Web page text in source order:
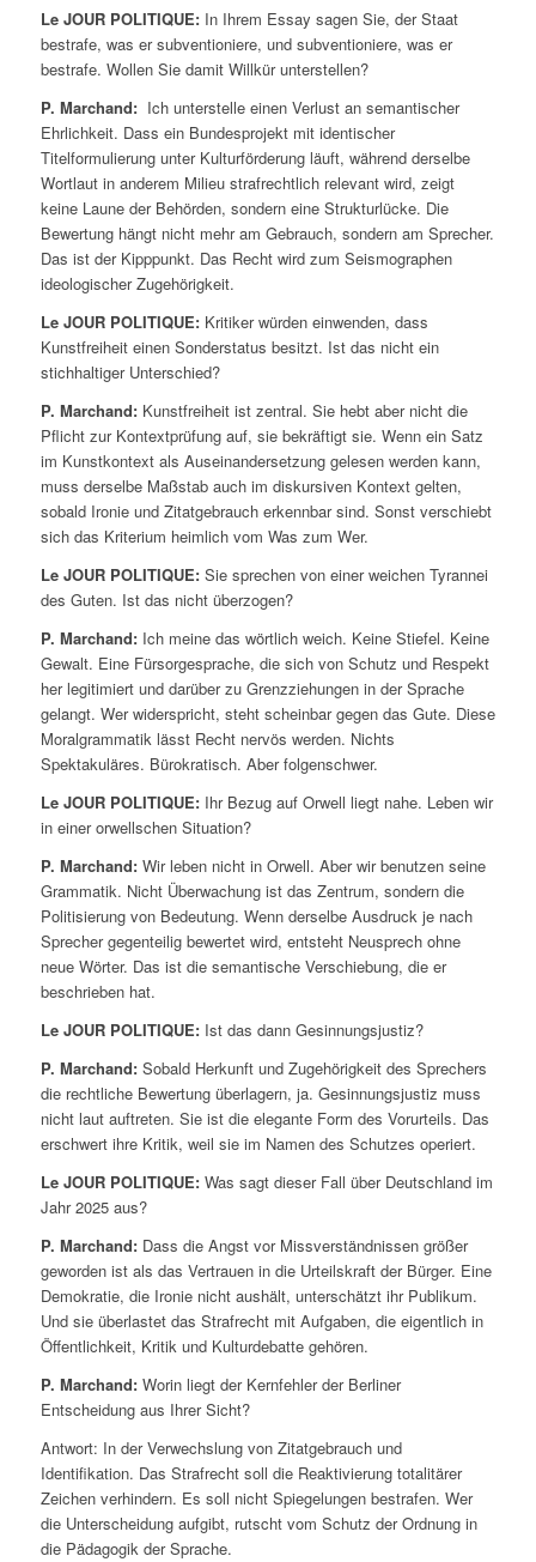
Le JOUR POLITIQUE:In Ihrem Essay sagen Sie, der Staat
bestrafe, was er subventioniere, und subventioniere, was er
bestrafe. Wollen Sie damit Willkür unterstellen?
P. Marchand: Ich unterstelle einen Verlust an semantischer
Ehrlichkeit. Dass ein Bundesprojekt mit identischer
Titelformulierung unter Kulturförderung läuft, während derselbe
Wortlaut in anderem Milieu strafrechtlich relevant wird, zeigt
keine Laune der Behörden, sondern eine Strukturlücke. Die
Bewertung hängt nicht mehr am Gebrauch, sondern am Sprecher.
Das ist der Kipppunkt. Das Recht wird zum Seismographen
ideologischer Zugehörigkeit.
Le JOUR POLITIQUE:Kritiker würden einwenden, dass
Kunstfreiheit einen Sonderstatus besitzt. Ist das nicht ein
stichhaltiger Unterschied?
P. Marchand: Kunstfreiheit ist zentral. Sie hebt aber nicht die
Pflicht zur Kontextprüfung auf, sie bekräftigt sie. Wenn ein Satz
im Kunstkontext als Auseinandersetzung gelesen werden kann,
muss derselbe Maßstab auch im diskursiven Kontext gelten,
sobald Ironie und Zitatgebrauch erkennbar sind. Sonst verschiebt
sich das Kriterium heimlich vom Was zum Wer.
Le JOUR POLITIQUE:Sie sprechen von einer weichen Tyrannei
des Guten. Ist das nicht überzogen?
P. Marchand: Ich meine das wörtlich weich. Keine Stiefel. Keine
Gewalt. Eine Fürsorgesprache, die sich von Schutz und Respekt
her legitimiert und darüber zu Grenzziehungen in der Sprache
gelangt. Wer widerspricht, steht scheinbar gegen das Gute. Diese
Moralgrammatik lässt Recht nervös werden. Nichts
Spektakuläres. Bürokratisch. Aber folgenschwer.
Le JOUR POLITIQUE:Ihr Bezug auf Orwell liegt nahe. Leben wir
in einer orwellschen Situation?
P. Marchand: Wir leben nicht in Orwell. Aber wir benutzen seine
Grammatik. Nicht Überwachung ist das Zentrum, sondern die
Politisierung von Bedeutung. Wenn derselbe Ausdruck je nach
Sprecher gegenteilig bewertet wird, entsteht Neusprech ohne
neue Wörter. Das ist die semantische Verschiebung, die er
beschrieben hat.
Le JOUR POLITIQUE:Ist das dann Gesinnungsjustiz?
P. Marchand: Sobald Herkunft und Zugehörigkeit des Sprechers
die rechtliche Bewertung überlagern, ja. Gesinnungsjustiz muss
nicht laut auftreten. Sie ist die elegante Form des Vorurteils. Das
erschwert ihre Kritik, weil sie im Namen des Schutzes operiert.
Le JOUR POLITIQUE:Was sagt dieser Fall über Deutschland im
Jahr 2025 aus?
P. Marchand: Dass die Angst vor Missverständnissen größer
geworden ist als das Vertrauen in die Urteilskraft der Bürger. Eine
Demokratie, die Ironie nicht aushält, unterschätzt ihr Publikum.
Und sie überlastet das Strafrecht mit Aufgaben, die eigentlich in
Öffentlichkeit, Kritik und Kulturdebatte gehören.
P. Marchand: Worin liegt der Kernfehler der Berliner
Entscheidung aus Ihrer Sicht?
Antwort: In der Verwechslung von Zitatgebrauch und
Identifikation. Das Strafrecht soll die Reaktivierung totalitärer
Zeichen verhindern. Es soll nicht Spiegelungen bestrafen. Wer
die Unterscheidung aufgibt, rutscht vom Schutz der Ordnung in
die Pädagogik der Sprache.